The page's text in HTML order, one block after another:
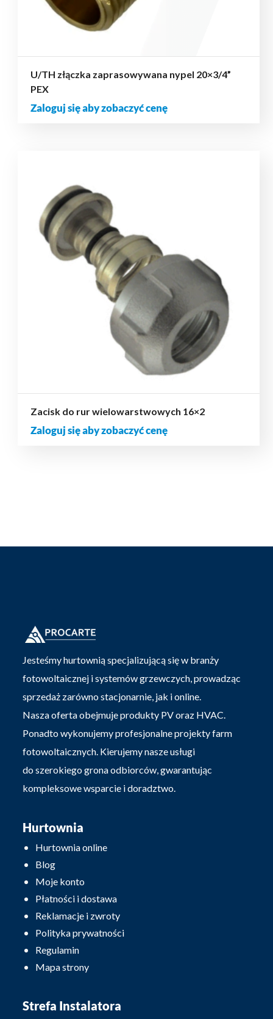
U/TH złączka zaprasowywana nypel 20×3/4”
PEX
Zaloguj się aby zobaczyć cenę
Zacisk do rur wielowarstwowych 16×2
Zaloguj się aby zobaczyć cenę
Jesteśmy hurtownią specjalizującą się w branży
fotowoltaicznej i systemów grzewczych, prowadząc
sprzedaż zarówno stacjonarnie, jak i online.
Nasza oferta obejmuje produkty PV oraz HVAC.
Ponadto wykonujemy profesjonalne projekty farm
fotowoltaicznych. Kierujemy nasze usługi
do szerokiego grona odbiorców, gwarantując
kompleksowe wsparcie i doradztwo.
Hurtownia
Hurtownia online
Blog
Moje konto
Płatności i dostawa
Reklamacje i zwroty
Polityka prywatności
Regulamin
Mapa strony
Strefa Instalatora